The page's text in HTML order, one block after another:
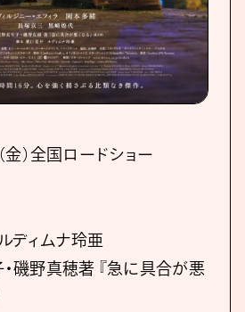
金）全国ロードショー
ディムナ玲亜
磯野真穂著 『急に具合が悪